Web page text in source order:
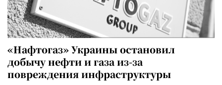
«Нафтогаз» Украины остановил
добычу нефти и газа из-за
повреждения инфраструктуры